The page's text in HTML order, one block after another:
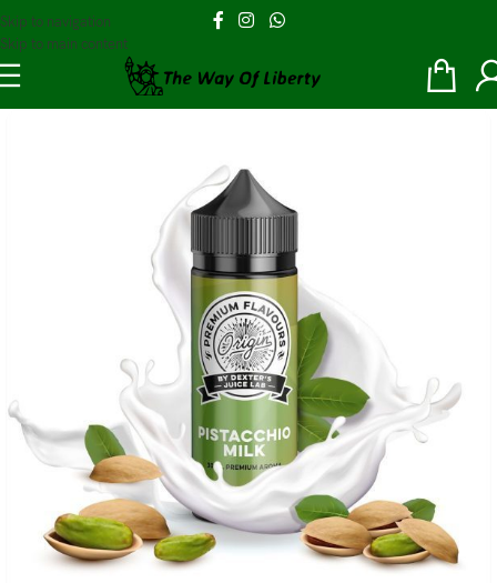
Skip to navigation
Skip to main content